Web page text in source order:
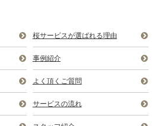
桜サービスが選ばれる理由
事例紹介
よく頂くご質問
サービスの流れ